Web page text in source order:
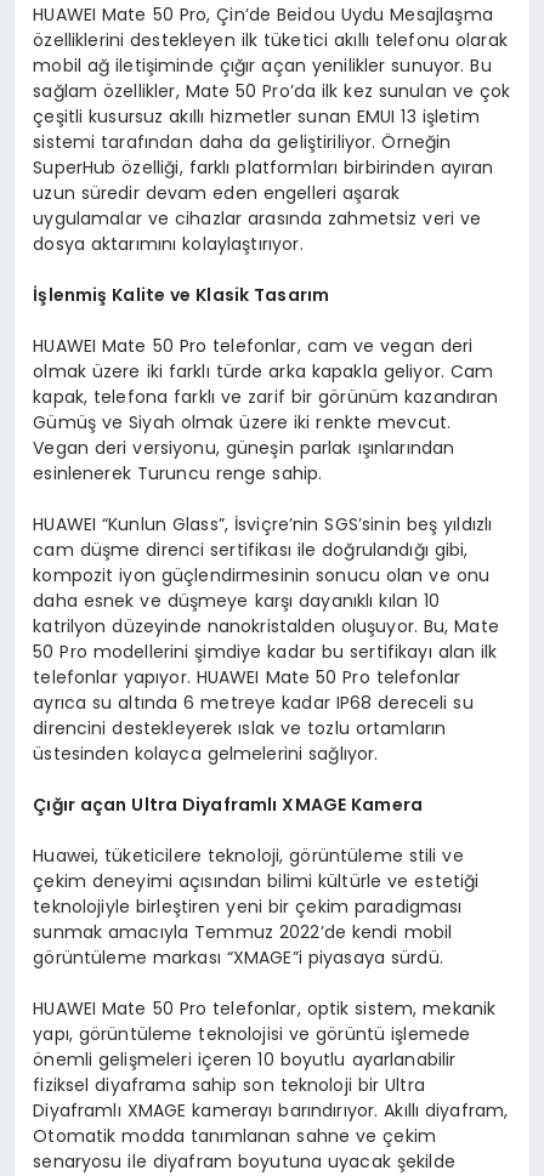
HUAWEI Mate 50 Pro, Çin’de Beidou Uydu Mesajlaşma
özelliklerini destekleyen ilk tüketici akıllı telefonu olarak
mobil ağ iletişiminde çığır açan yenilikler sunuyor. Bu
sağlam özellikler, Mate 50 Pro’da ilk kez sunulan ve çok
çeşitli kusursuz akıllı hizmetler sunan EMUI 13 işletim
sistemi tarafından daha da geliştiriliyor. Örneğin
SuperHub özelliği, farklı platformları birbirinden ayıran
uzun süredir devam eden engelleri aşarak
uygulamalar ve cihazlar arasında zahmetsiz veri ve
dosya aktarımını kolaylaştırıyor.
İşlenmiş Kalite ve Klasik Tasarım
HUAWEI Mate 50 Pro telefonlar, cam ve vegan deri
olmak üzere iki farklı türde arka kapakla geliyor. Cam
kapak, telefona farklı ve zarif bir görünüm kazandıran
Gümüş ve Siyah olmak üzere iki renkte mevcut.
Vegan deri versiyonu, güneşin parlak ışınlarından
esinlenerek Turuncu renge sahip.
HUAWEI “Kunlun Glass”, İsviçre’nin SGS’sinin beş yıldızlı
cam düşme direnci sertifikası ile doğrulandığı gibi,
kompozit iyon güçlendirmesinin sonucu olan ve onu
daha esnek ve düşmeye karşı dayanıklı kılan 10
katrilyon düzeyinde nanokristalden oluşuyor. Bu, Mate
50 Pro modellerini şimdiye kadar bu sertifikayı alan ilk
telefonlar yapıyor. HUAWEI Mate 50 Pro telefonlar
ayrıca su altında 6 metreye kadar IP68 dereceli su
direncini destekleyerek ıslak ve tozlu ortamların
üstesinden kolayca gelmelerini sağlıyor.
Çığır açan Ultra Diyaframlı XMAGE Kamera
Huawei, tüketicilere teknoloji, görüntüleme stili ve
çekim deneyimi açısından bilimi kültürle ve estetiği
teknolojiyle birleştiren yeni bir çekim paradigması
sunmak amacıyla Temmuz 2022’de kendi mobil
görüntüleme markası “XMAGE”i piyasaya sürdü.
HUAWEI Mate 50 Pro telefonlar, optik sistem, mekanik
yapı, görüntüleme teknolojisi ve görüntü işlemede
önemli gelişmeleri içeren 10 boyutlu ayarlanabilir
fiziksel diyaframa sahip son teknoloji bir Ultra
Diyaframlı XMAGE kamerayı barındırıyor. Akıllı diyafram,
Otomatik modda tanımlanan sahne ve çekim
senaryosu ile diyafram boyutuna uyacak şekilde